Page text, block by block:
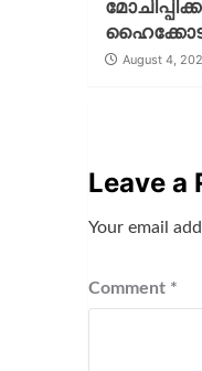
August 4,
Leave a
Your email
Comment *